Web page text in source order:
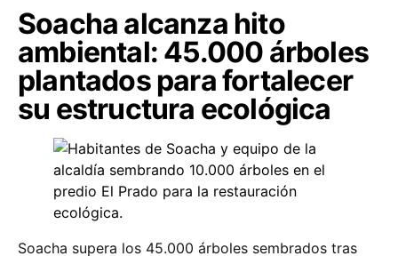
Soacha alcanza hito
ambiental: 45.000 árboles
plantados para fortalecer
su estructura ecológica
Soacha supera los 45.000 árboles sembrados tras